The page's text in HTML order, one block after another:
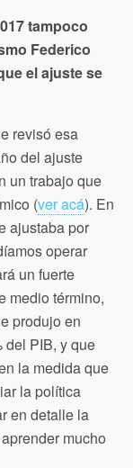
tampoco
Federico
el ajuste se
revisó esa
del ajuste
un trabajo que
(ver acá). En
ajustaba por
operar
un fuerte
medio término,
produjo en
del PIB, y que
la medida que
la política
en detalle la
mucho